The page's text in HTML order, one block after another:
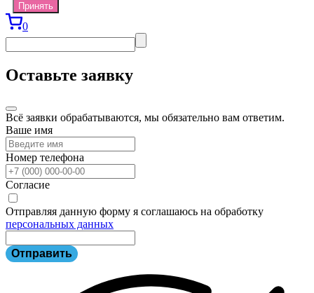
Принять
0
Оставьте заявку
Всё заявки обрабатываются, мы обязательно вам ответим.
Ваше имя
Номер телефона
Согласие
Отправляя данную форму я соглашаюсь на обработку
персональных данных
Отправить